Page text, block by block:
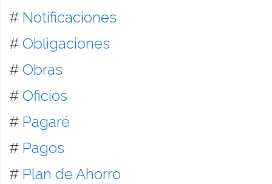
# Notificaciones
# Obligaciones
# Obras
# Oficios
# Pagaré
# Pagos
# Plan de Ahorro